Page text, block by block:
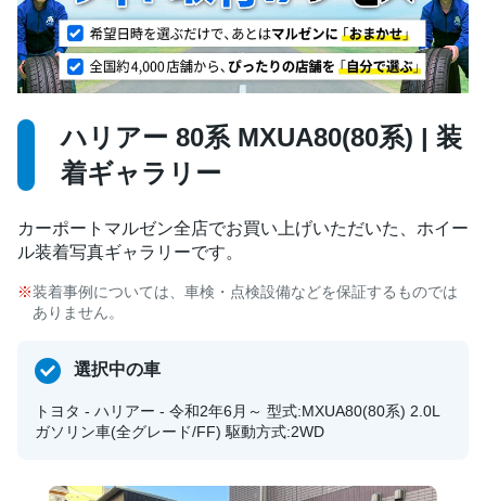
ハリアー 80系 MXUA80(80系) | 装
着ギャラリー
カーポートマルゼン全店でお買い上げいただいた、ホイー
ル装着写真ギャラリーです。
装着事例については、車検・点検設備などを保証するものでは
ありません。
選択中の車
トヨタ - ハリアー - 令和2年6月～ 型式:MXUA80(80系) 2.0L
ガソリン車(全グレード/FF) 駆動方式:2WD